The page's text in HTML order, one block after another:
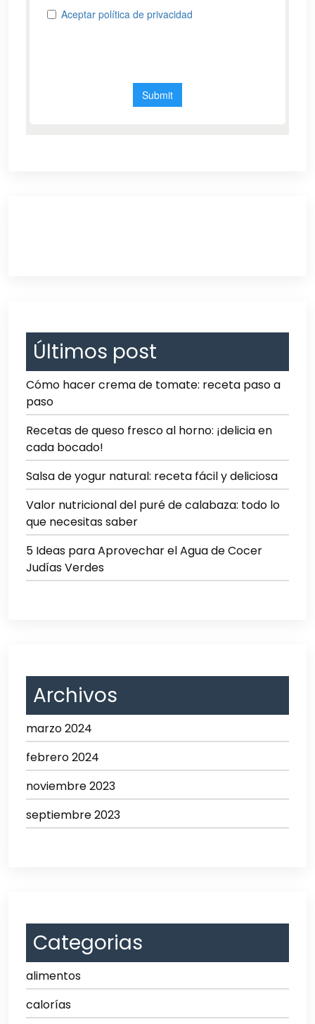
Últimos post
Cómo hacer crema de tomate: receta paso a
paso
Recetas de queso fresco al horno: ¡delicia en
cada bocado!
Salsa de yogur natural: receta fácil y deliciosa
Valor nutricional del puré de calabaza: todo lo
que necesitas saber
5 Ideas para Aprovechar el Agua de Cocer
Judías Verdes
Archivos
marzo 2024
febrero 2024
noviembre 2023
septiembre 2023
Categorias
alimentos
calorías